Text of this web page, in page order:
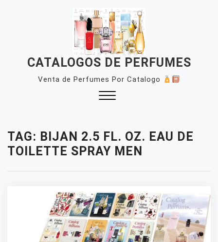
CATALOGOS DE PERFUMES
Venta de Perfumes Por Catalogo
TAG: BIJAN 2.5 FL. OZ. EAU DE
TOILETTE SPRAY MEN